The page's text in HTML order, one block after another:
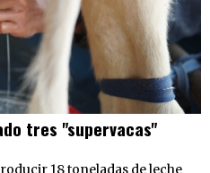
tres "supervacas"
18 toneladas de leche